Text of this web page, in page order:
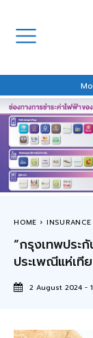
HOME INSURANCE
“กรุงเทพประ
ประเพณีแห่เที
2 August 2024 -